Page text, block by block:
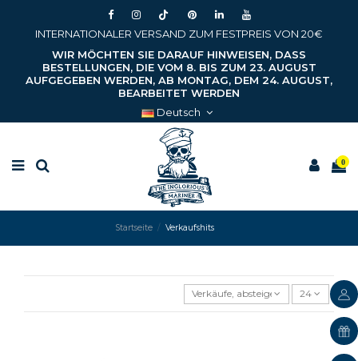
INTERNATIONALER VERSAND ZUM FESTPREIS VON 20€
WIR MÖCHTEN SIE DARAUF HINWEISEN, DASS
BESTELLUNGEN, DIE VOM 8. BIS ZUM 23. AUGUST
AUFGEGEBEN WERDEN, AB MONTAG, DEM 24. AUGUST,
BEARBEITET WERDEN
Deutsch
0
Startseite Verkaufshits
Verkäufe, absteigend sortiert
24